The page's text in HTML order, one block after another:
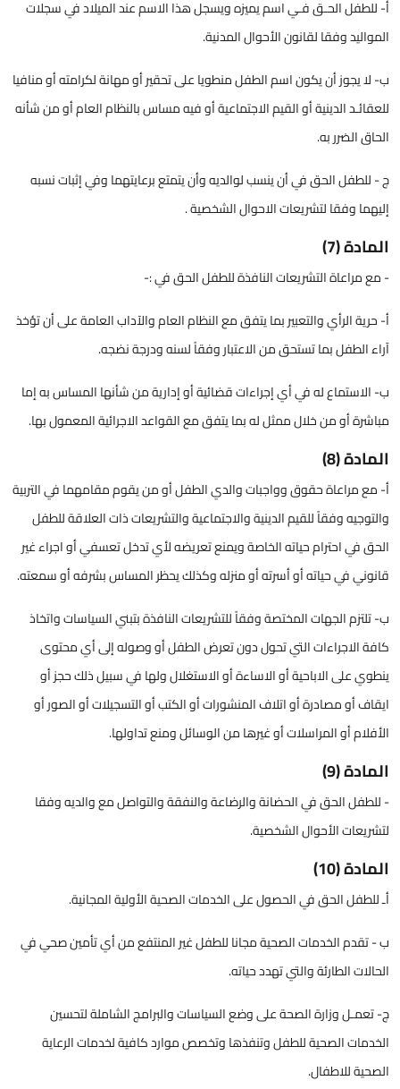
أ- للطفل الحـق فـي اسم يميزه ويسجل هذا الاسم عند الميلاد في سجلات
المواليد وفقا لقانون الأحوال المدنية.
ب- لا يجوز أن يكون اسم الطفل منطويا على تحقير أو مهانة لكرامته أو منافيا
للعقائـد الدينية أو القيم الاجتماعية أو فيه مساس بالنظام العام أو من شأنه
الحاق الضرر به.
ج - للطفل الحق في أن ينسب لوالديه وأن يتمتع برعايتهما وفي إثبات نسبه
إليهما وفقا لتشريعات الاحوال الشخصية .
المادة (7)
- مع مراعاة التشريعات النافذة للطفل الحق في :-
أ- حرية الرأي والتعبير بما يتفق مع النظام العام والآداب العامة على أن تؤخذ
آراء الطفل بما تستحق من الاعتبار وفقاً لسنه ودرجة نضجه.
ب- الاستماع له في أي إجراءات قضائية أو إدارية من شأنها المساس به إما
مباشرة أو من خلال ممثل له بما يتفق مع القواعد الاجرائية المعمول بها.
المادة (8)
أ- مع مراعاة حقوق وواجبات والدي الطفل أو من يقوم مقامهما في التربية
والتوجيه وفقاً للقيم الدينية والاجتماعية والتشريعات ذات العلاقة للطفل
الحق في احترام حياته الخاصة ويمنع تعريضه لأي تدخل تعسفي أو اجراء غير
قانوني في حياته أو أسرته أو منزله وكذلك يحظر المساس بشرفه أو سمعته.
ب- تلتزم الجهات المختصة وفقاً للتشريعات النافذة بتبني السياسات واتخاذ
كافة الاجراءات التي تحول دون تعرض الطفل أو وصوله إلى أي محتوى
ينطوي على الاباحية أو الاساءة أو الاستغلال ولها في سبيل ذلك حجز أو
ايقاف أو مصادرة أو اتلاف المنشورات أو الكتب أو التسجيلات أو الصور أو
الأفلام أو المراسلات أو غيرها من الوسائل ومنع تداولها.
المادة (9)
- للطفل الحق في الحضانة والرضاعة والنفقة والتواصل مع والديه وفقا
لتشريعات الأحوال الشخصية.
المادة (10)
أـ للطفل الحق في الحصول على الخدمات الصحية الأولية المجانية.
ب - تقدم الخدمات الصحية مجانا للطفل غير المنتفع من أي تأمين صحي في
الحالات الطارئة والتي تهدد حياته.
ج- تعمـل وزارة الصحة على وضع السياسات والبرامج الشاملة لتحسين
الخدمات الصحية للطفل وتنفذها وتخصص موارد كافية لخدمات الرعاية
الصحية للاطفال.